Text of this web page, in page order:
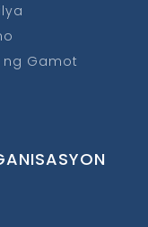
Gamot